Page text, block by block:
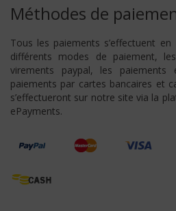
Méthodes de
Tous les paiements s’effectuent
différents modes de paiement,
virements paypal, les
paiements par cartes bancaires et
s’effectueront sur notre site via la
ePayments.